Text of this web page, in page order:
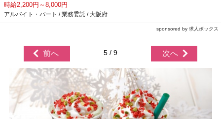
時給2,200円～8,000円
アルバイト・パート / 業務委託 / 大阪府
sponsored by 求人ボックス
前へ 5 / 9 次へ